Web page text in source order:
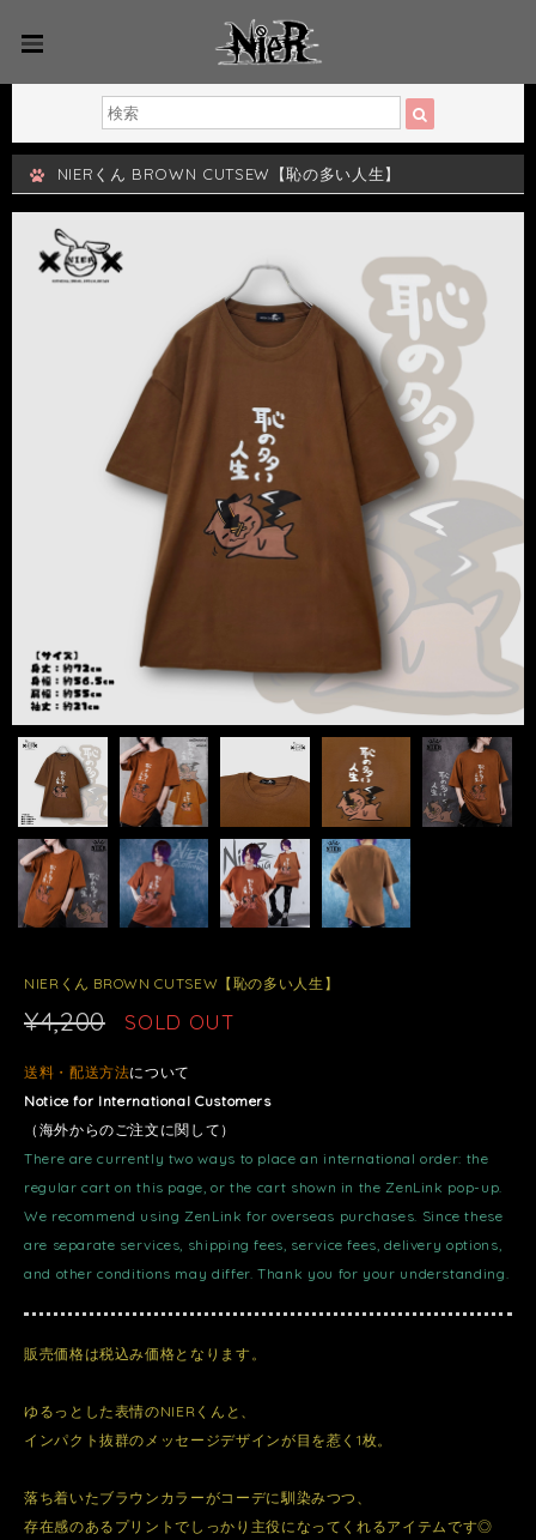
NIERくん BROWN CUTSEW【恥の多い人生】
NIERくん BROWN CUTSEW【恥の多い人生】
¥4,200 SOLD OUT
送料・配送方法について
Notice for International Customers
（海外からのご注文に関して）
There are currently two ways to place an international order: the
regular cart on this page, or the cart shown in the ZenLink pop-up.
We recommend using ZenLink for overseas purchases. Since these
are separate services, shipping fees, service fees, delivery options,
and other conditions may differ. Thank you for your understanding.
販売価格は税込み価格となります。
ゆるっとした表情のNIERくんと、
インパクト抜群のメッセージデザインが目を惹く1枚。
落ち着いたブラウンカラーがコーデに馴染みつつ、
存在感のあるプリントでしっかり主役になってくれるアイテムです◎